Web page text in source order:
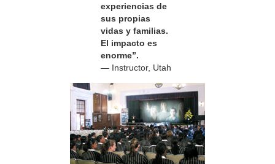
experiencias de
sus propias
vidas y familias.
El impacto es
enorme”.
— Instructor, Utah